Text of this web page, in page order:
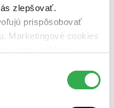
zlepšovať.
prispôsobovať
Marketingové cookies
všetky tieto
(0 titulov)čítaná - mierne
(0 titulov)čítané verzie